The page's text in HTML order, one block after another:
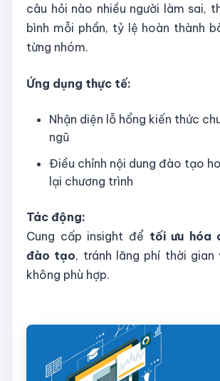
câu hỏi nào nhiều người làm sai,
bình mỗi phần, tỷ lệ hoàn thành
từng nhóm.
Ứng dụng thực tế:
Nhận diện lỗ hổng kiến thức
ngũ
Điều chỉnh nội dung đào tạo
lại chương trình
Tác động:
Cung cấp insight để tối ưu hóa
đào tạo, tránh lãng phí thời gian
không phù hợp.